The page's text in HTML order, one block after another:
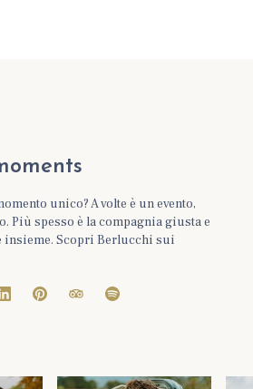
unico? A volte è un evento,
Più spesso è la compagnia giusta e
insieme. Scopri Berlucchi sui